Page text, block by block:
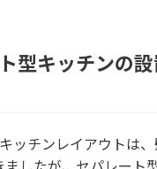
型キッチンの
ッチンレイアウトは